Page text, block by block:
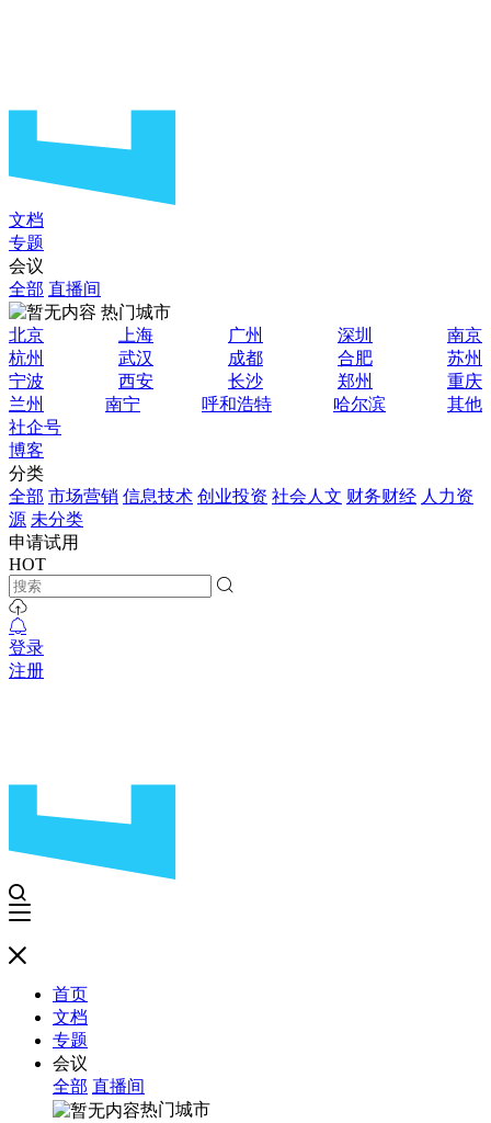
文档
专题
会议
全部 直播间
热门城市
北京
上海 广州 深圳
南京
杭州
武汉 成都 合肥
苏州
宁波
西安 长沙 郑州
重庆
兰州
南宁 呼和浩特 哈尔滨
其他
社企号
博客
分类
全部 市场营销 信息技术 创业投资 社会人文 财务财经 人力资
源 未分类
申请试用
HOT
登录
注册
首页
文档
专题
会议
全部 直播间
热门城市